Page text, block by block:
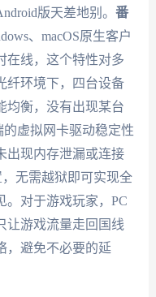
版天差地别。 番
、macOS原生客户
在线，这个特性对多
纤环境下，四台设备
均衡，没有出现某台
的虚拟网卡驱动稳定性
出现内存泄漏或连接
无需越狱即可实现全
。对于游戏玩家，PC
让游戏流量走回国线
，避免不必要的延